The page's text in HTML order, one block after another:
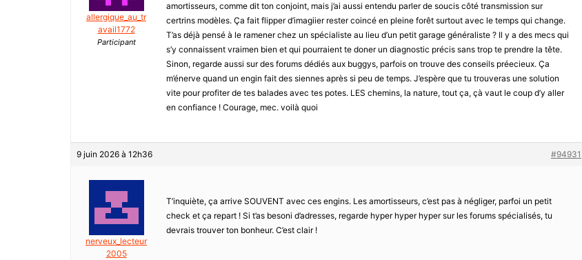
allergique_au_tr
avail1772
Participant
amortisseurs, comme dit ton conjoint, mais j’ai aussi entendu parler de soucis côté transmission sur
certrins modèles. Ça fait flipper d’imagiier rester coincé en pleine forêt surtout avec le temps qui change.
T’as déjà pensé à le ramener chez un spécialiste au lieu d’un petit garage généraliste ? Il y a des mecs qui
s’y connaissent vraimen bien et qui pourraient te doner un diagnostic précis sans trop te prendre la tête.
Sinon, regarde aussi sur des forums dédiés aux buggys, parfois on trouve des conseils préecieux. Ça
m’énerve quand un engin fait des siennes après si peu de temps. J’espère que tu trouveras une solution
vite pour profiter de tes balades avec tes potes. LES chemins, la nature, tout ça, çà vaut le coup d’y aller
en confiance ! Courage, mec. voilà quoi
9 juin 2026 à 12h36 #94931
nerveux_lecteur
2005
T’inquiète, ça arrive SOUVENT avec ces engins. Les amortisseurs, c’est pas à négliger, parfoi un petit
check et ça repart ! Si t’as besoni d’adresses, regarde hyper hyper hyper sur les forums spécialisés, tu
devrais trouver ton bonheur. C’est clair !